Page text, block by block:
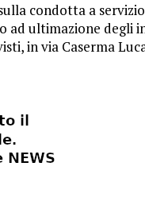
condotta a
ad ultimazione degli
in via Caserma